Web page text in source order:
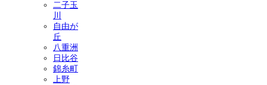
二子玉
川
自由が
丘
八重洲
日比谷
錦糸町
上野